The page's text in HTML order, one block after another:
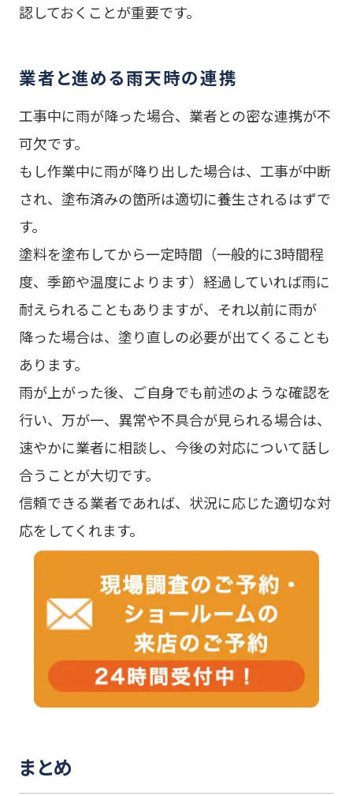
認しておくことが重要です。
業者と進める雨天時の連携
工事中に雨が降った場合、業者との密な連携が不
可欠です。
もし作業中に雨が降り出した場合は、工事が中断
され、塗布済みの箇所は適切に養生されるはずで
す。
塗料を塗布してから一定時間（一般的に3時間程
度、季節や温度によります）経過していれば雨に
耐えられることもありますが、それ以前に雨が
降った場合は、塗り直しの必要が出てくることも
あります。
雨が上がった後、ご自身でも前述のような確認を
行い、万が一、異常や不具合が見られる場合は、
速やかに業者に相談し、今後の対応について話し
合うことが大切です。
信頼できる業者であれば、状況に応じた適切な対
応をしてくれます。
まとめ